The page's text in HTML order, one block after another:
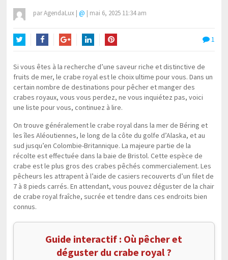
parAgendaLux | @ | mai 6, 2025 11:34 am
1
Si vous êtes à la recherche d’une saveur riche et distinctive de
fruits de mer, le crabe royal est le choix ultime pour vous. Dans un
certain nombre de destinations pour pêcher et manger des
crabes royaux, vous vous perdez, ne vous inquiétez pas, voici
une liste pour vous, continuez à lire.
On trouve généralement le crabe royal dans la mer de Béring et
les îles Aléoutiennes, le long de la côte du golfe d’Alaska, et au
sud jusqu’en Colombie-Britannique. La majeure partie de la
récolte est effectuée dans la baie de Bristol. Cette espèce de
crabe est le plus gros des crabes pêchés commercialement. Les
pêcheurs les attrapent à l’aide de casiers recouverts d’un filet de
7 à 8 pieds carrés. En attendant, vous pouvez déguster de la chair
de crabe royal fraîche, sucrée et tendre dans ces endroits bien
connus.
Guide interactif : Où pêcher et
déguster du crabe royal ?